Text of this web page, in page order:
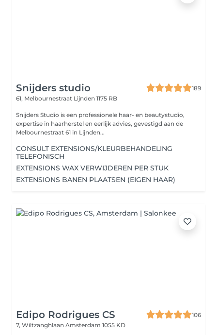
Snijders studio
189
61, Melbournestraat Lijnden 1175 RB
Snijders Studio is een professionele haar- en beautystudio,
expertise in haarherstel en eerlijk advies, gevestigd aan de
Melbournestraat 61 in Lijnden...
CONSULT EXTENSIONS/KLEURBEHANDELING
TELEFONISCH
EXTENSIONS WAX VERWIJDEREN PER STUK
EXTENSIONS BANEN PLAATSEN (EIGEN HAAR)
Edipo Rodrigues CS
106
7, Wiltzanghlaan Amsterdam 1055 KD